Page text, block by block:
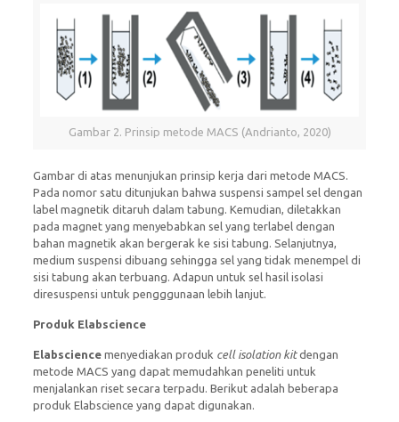
Gambar 2. Prinsip metode MACS (Andrianto, 2020)
Gambar di atas menunjukan prinsip kerja dari metode MACS.
Pada nomor satu ditunjukan bahwa suspensi sampel sel dengan
label magnetik ditaruh dalam tabung. Kemudian, diletakkan
pada magnet yang menyebabkan sel yang terlabel dengan
bahan magnetik akan bergerak ke sisi tabung. Selanjutnya,
medium suspensi dibuang sehingga sel yang tidak menempel di
sisi tabung akan terbuang. Adapun untuk sel hasil isolasi
diresuspensi untuk pengggunaan lebih lanjut.
Produk Elabscience
Elabsciencemenyediakan produk cell isolation kitdengan
metode MACS yang dapat memudahkan peneliti untuk
menjalankan riset secara terpadu. Berikut adalah beberapa
produk Elabscience yang dapat digunakan.